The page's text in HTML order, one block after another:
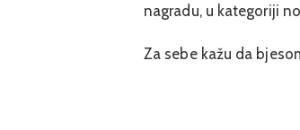
nagradu, u kategoriji
Za sebe kažu da